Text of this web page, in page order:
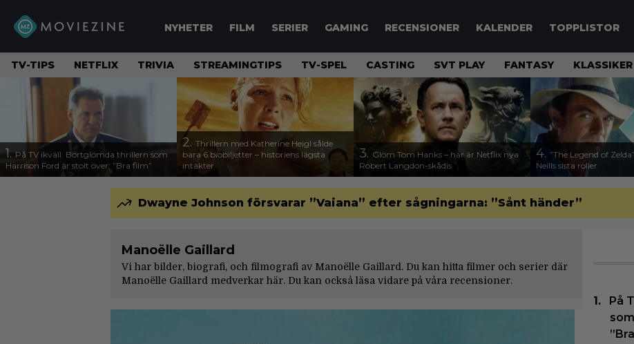
NYHETER FILM SERIER GAMING RECENSIONER KALENDER TOPPLISTOR
TV-TIPS NETFLIX TRIVIA STREAMINGTIPS TV-SPEL CASTING SVT PLAY FANTASY KLASSIKER
1. På TV ikväll: Bortglömda thrillern som
Harrison Ford är stolt över: ”Bra film”
2. Thrillern med Katherine Heigl sålde
bara 6 biobiljetter – historiens lägsta
intäkter
3. Glöm Tom Hanks – här är Netflix nya
Robert Langdon-skådis
4. ”The Legend of
Neills sista roller
Dwayne Johnson försvarar ”Vaiana” efter sågningarna: ”Sånt händer”
Manoëlle Gaillard
Vi har bilder, biografi, och filmografi av Manoëlle Gaillard. Du kan hitta filmer och serier där
Manoëlle Gaillard medverkar här. Du kan också läsa vidare på våra recensioner.
På